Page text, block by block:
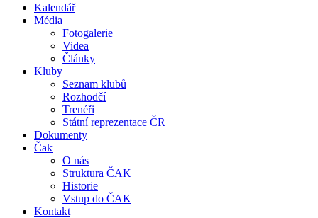
Kalendář
Média
Fotogalerie
Videa
Články
Kluby
Seznam klubů
Rozhodčí
Trenéři
Státní reprezentace ČR
Dokumenty
Čak
O nás
Struktura ČAK
Historie
Vstup do ČAK
Kontakt